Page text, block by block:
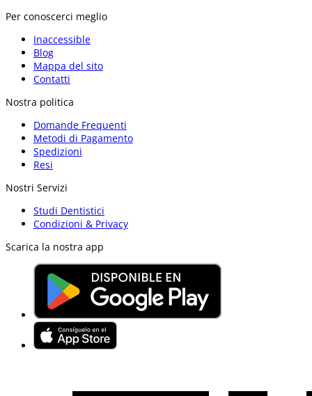
Per conoscerci meglio
Inaccessible
Blog
Mappa del sito
Contatti
Nostra politica
Domande Frequenti
Metodi di Pagamento
Spedizioni
Resi
Nostri Servizi
Studi Dentistici
Condizioni & Privacy
Scarica la nostra app